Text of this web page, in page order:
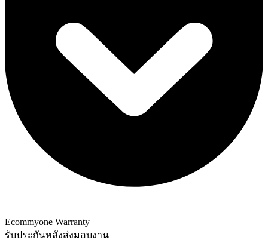
Ecommyone Warranty
รับประกันหลังส่งมอบงาน